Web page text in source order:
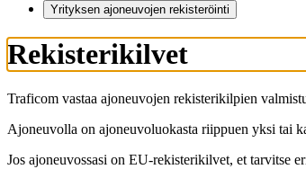
Yrityksen ajoneuvojen rekisteröinti
Rekisterikilvet
Traficom vastaa ajoneuvojen rekisterikilpien
Ajoneuvolla on ajoneuvoluokasta riippuen yksi tai
Jos ajoneuvossasi on EU-rekisterikilvet, et tarvitse